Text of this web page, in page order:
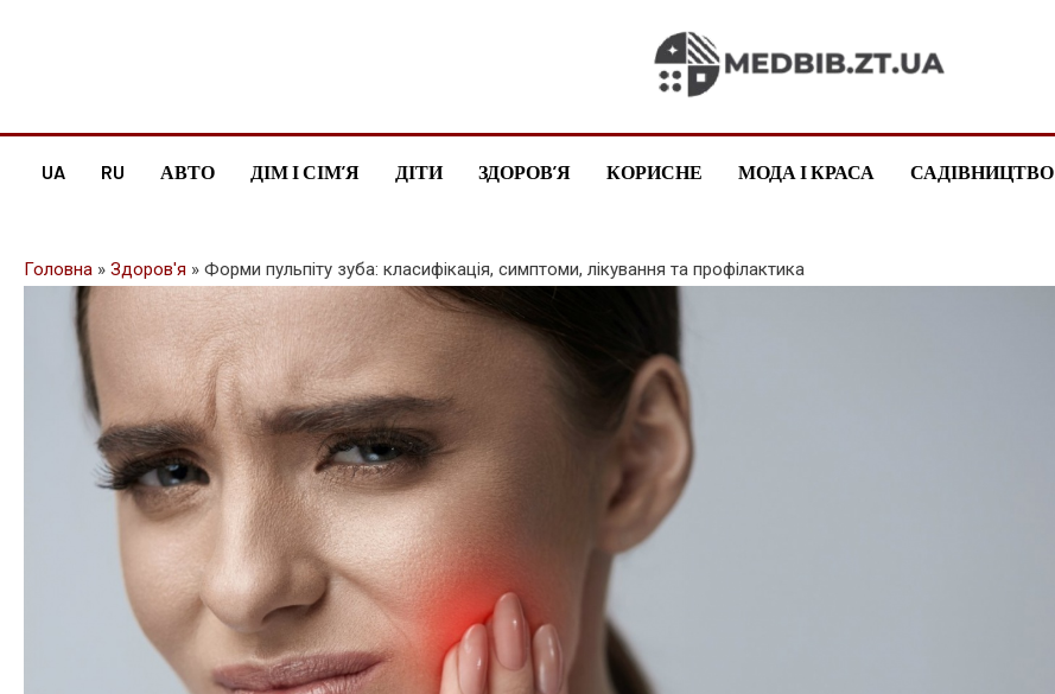
medbib.zt.ua
UA RU АВТО ДІМ І СІМ’Я ДІТИ ЗДОРОВ’Я КОРИСНЕ МОДА І КРАСА САДІВНИЦТВО
Головна » Здоров'я » Форми пульпіту зуба: класифікація, симптоми, лікування та профілактика